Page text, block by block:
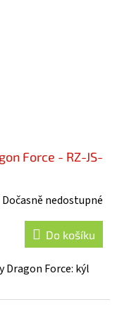
Force - RZ-JS-
Dočasně nedostupné
Do košíku
Dragon Force: kýl